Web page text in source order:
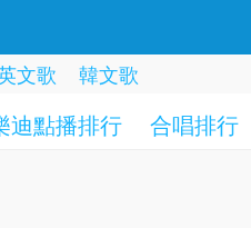
文歌 韓文歌
迪點播排行 合唱排行